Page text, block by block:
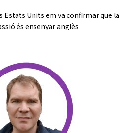
Estats Units em va confirmar que la
és ensenyar anglès